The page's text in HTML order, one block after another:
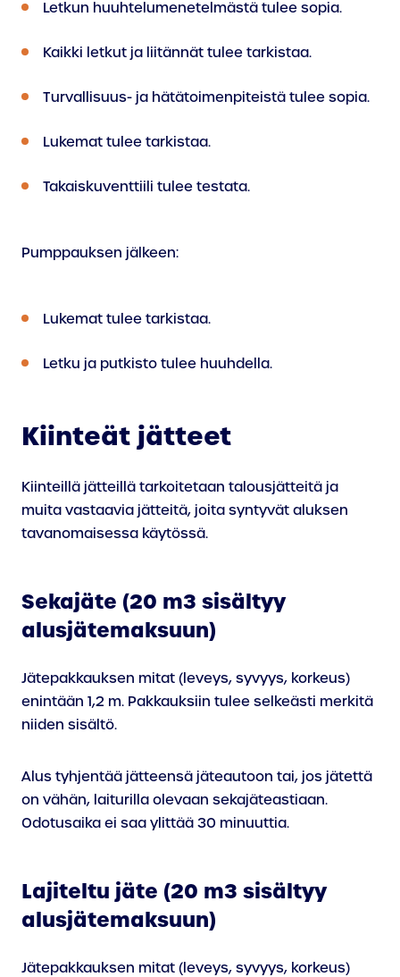
Letkun huuhtelumenetelmästä tulee sopia.
Kaikki letkut ja liitännät tulee tarkistaa.
Turvallisuus- ja hätätoimenpiteistä tulee sopia.
Lukemat tulee tarkistaa.
Takaiskuventtiili tulee testata.
Pumppauksen jälkeen:
Lukemat tulee tarkistaa.
Letku ja putkisto tulee huuhdella.
Kiinteät jätteet
Kiinteillä jätteillä tarkoitetaan talousjätteitä ja
muita vastaavia jätteitä, joita syntyvät aluksen
tavanomaisessa käytössä.
Sekajäte (20 m3 sisältyy
alusjätemaksuun)
Jätepakkauksen mitat (leveys, syvyys, korkeus)
enintään 1,2 m. Pakkauksiin tulee selkeästi merkitä
niiden sisältö.
Alus tyhjentää jätteensä jäteautoon tai, jos jätettä
on vähän, laiturilla olevaan sekajäteastiaan.
Odotusaika ei saa ylittää 30 minuuttia.
Lajiteltu jäte (20 m3 sisältyy
alusjätemaksuun)
Jätepakkauksen mitat (leveys, syvyys, korkeus)